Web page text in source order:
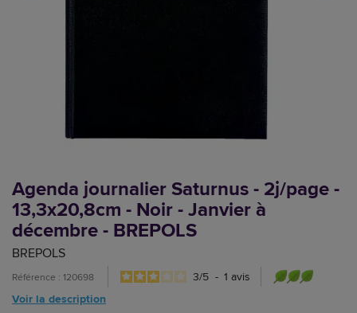
Agenda journalier Saturnus - 2j/page -
13,3x20,8cm - Noir - Janvier à
décembre - BREPOLS
BREPOLS
Référence : 120698 3/5 - 1 avis
Voir la description